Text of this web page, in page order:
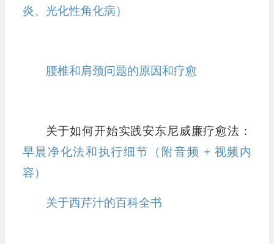
炎、光化性角化病）
腰椎和肩颈问题的原因和疗愈
关于如何开始实践安东尼威廉疗愈法：
早晨净化法和执行细节（附音频 + 视频内
容）
关于西芹汁的百科全书